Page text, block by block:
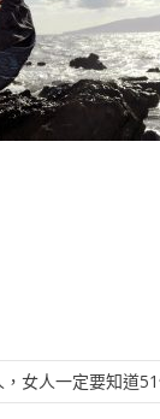
女人一定要知道